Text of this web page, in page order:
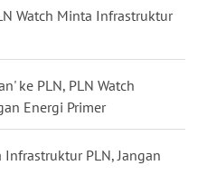
Watch Minta Infrastruktur
ke PLN, PLN Watch
Energi Primer
Infrastruktur PLN, Jangan